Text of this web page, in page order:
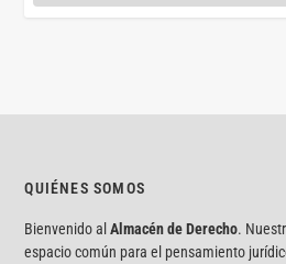
QUIÉNES SOMOS
Bienvenido alAlmacén de Derecho.
espacio común para el pensamiento